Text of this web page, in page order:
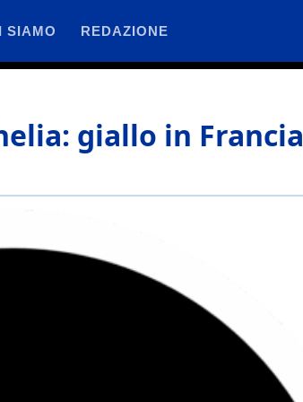
SIAMO REDAZIONE
giallo in Francia